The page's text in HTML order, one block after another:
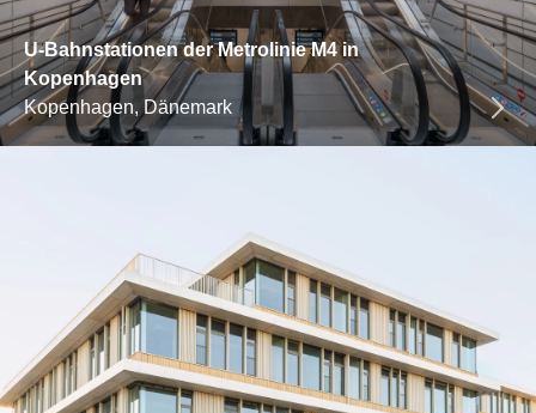
U-Bahnstationen der Metrolinie M4 in
Kopenhagen
Kopenhagen, Dänemark